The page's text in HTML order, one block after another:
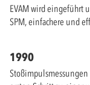
EVAM wird eingeführt
SPM, einfachere und
1990